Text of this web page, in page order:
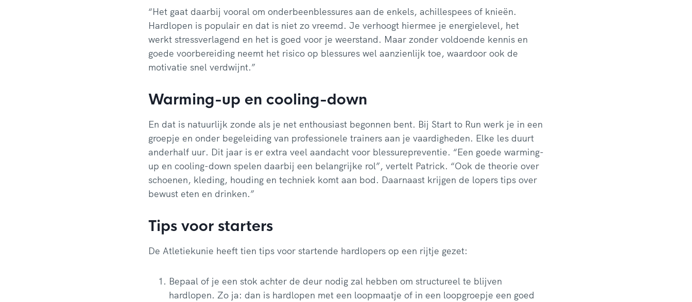
“Het gaat daarbij vooral om onderbeenblessures aan de enkels, achillespees of knieën.
Hardlopen is populair en dat is niet zo vreemd. Je verhoogt hiermee je energielevel, het
werkt stressverlagend en het is goed voor je weerstand. Maar zonder voldoende kennis en
goede voorbereiding neemt het risico op blessures wel aanzienlijk toe, waardoor ook de
motivatie snel verdwijnt.”
Warming-up en cooling-down
En dat is natuurlijk zonde als je net enthousiast begonnen bent. Bij Start to Run werk je in een
groepje en onder begeleiding van professionele trainers aan je vaardigheden. Elke les duurt
anderhalf uur. Dit jaar is er extra veel aandacht voor blessurepreventie. “Een goede warming-
up en cooling-down spelen daarbij een belangrijke rol”, vertelt Patrick. “Ook de theorie over
schoenen, kleding, houding en techniek komt aan bod. Daarnaast krijgen de lopers tips over
bewust eten en drinken.”
Tips voor starters
De Atletiekunie heeft tien tips voor startende hardlopers op een rijtje gezet:
Bepaal of je een stok achter de deur nodig zal hebben om structureel te blijven
hardlopen. Zo ja: dan is hardlopen met een loopmaatje of in een loopgroepje een goed